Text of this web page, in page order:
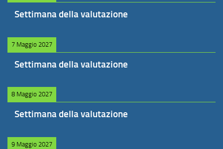
Settimana della valutazione
7 Maggio 2027
Settimana della valutazione
8 Maggio 2027
Settimana della valutazione
9 Maggio 2027